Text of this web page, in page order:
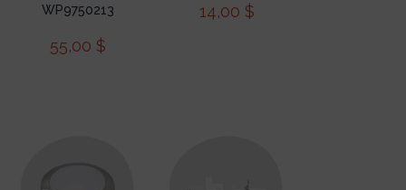
WP9750213
55,00 $
14,00 $